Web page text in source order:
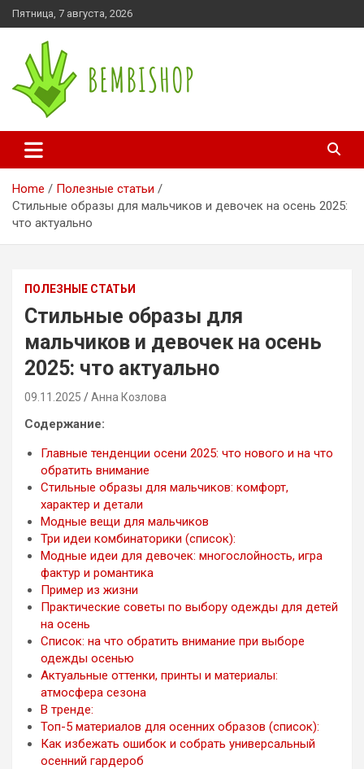
Skip
to
Пятница, 7 августа, 2026
bembishop.com.ua
Home
Полезные статьи
Стильные образы для мальчиков и девочек на осень 2025:
что актуально
ПОЛЕЗНЫЕ СТАТЬИ
Стильные образы для
мальчиков и девочек на осень
2025: что актуально
09.11.2025 Анна Козлова
Содержание:
Главные тенденции осени 2025: что нового и на что
обратить внимание
Стильные образы для мальчиков: комфорт,
характер и детали
Модные вещи для мальчиков
Три идеи комбинаторики (список):
Модные идеи для девочек: многослойность, игра
фактур и романтика
Пример из жизни
Практические советы по выбору одежды для детей
на осень
Список: на что обратить внимание при выборе
одежды осенью
Актуальные оттенки, принты и материалы:
атмосфера сезона
В тренде:
Топ-5 материалов для осенних образов (список):
Как избежать ошибок и собрать универсальный
осенний гардероб